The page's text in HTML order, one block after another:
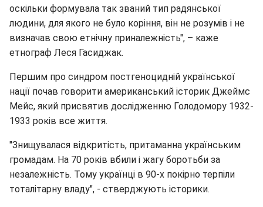
оскільки формувала так званий тип радянської
людини, для якого не було коріння, він не розумів і не
визначав свою етнічну приналежність", – каже
етнограф Леся Гасиджак.
Першим про синдром постгеноцидній української
нації почав говорити американський історик Джеймс
Мейс, який присвятив дослідженню Голодомору 1932-
1933 років все життя.
"Знищувалася відкритість, притаманна українським
громадам. На 70 років вбили і жагу боротьби за
незалежність. Тому українці в 90-х покірно терпіли
тоталітарну владу", - стверджують історики.